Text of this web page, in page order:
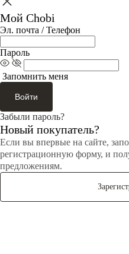
Мой Chobi
Эл. почта / Телефон
Пароль
Запомнить меня
Войти
Забыли пароль?
Новый покупатель?
Если вы впервые на сайте,
регистрационную форму, и
предложениям.